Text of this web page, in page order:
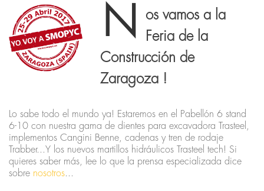
N
os vamos a la
Feria de la
Construcción de
Zaragoza !
Lo sabe todo el mundo ya! Estaremos en el Pabellón 6 stand
6-10 con nuestra gama de dientes para excavadora Trasteel,
implementos Cangini Benne, cadenas y tren de rodaje
Trabber...Y los nuevos martillos hidráulicos Trasteel tech! Si
quieres saber más, lee lo que la prensa especializada dice
sobre nosotros...